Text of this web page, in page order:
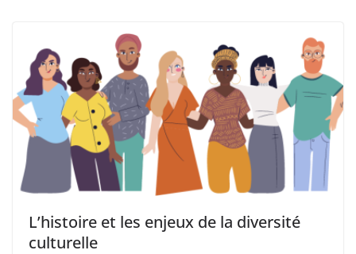
L’histoire et les enjeux de la diversité
culturelle